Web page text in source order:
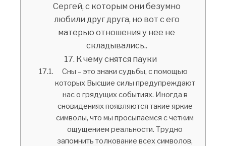
Сергей, с которым они безумно
любили друг друга, но вот с его
матерью отношения у нее не
складывались..
К чему снятся пауки
Сны – это знаки судьбы, с помощью
которых Высшие силы предупреждают
нас о грядущих событиях. Иногда в
сновидениях появляются такие яркие
символы, что мы просыпаемся с четким
ощущением реальности. Трудно
запомнить толкование всех символов,